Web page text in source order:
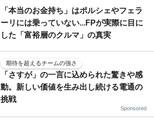
「本当のお金持ち」はポルシェやフェラ
ーリには乗っていない...FPが実際に目に
した「富裕層のクルマ」の真実
期待を超えるチームの強さ
「さすが」の一言に込められた驚きや感
動。新しい価値を生み出し続ける電通の
挑戦
Sponsored